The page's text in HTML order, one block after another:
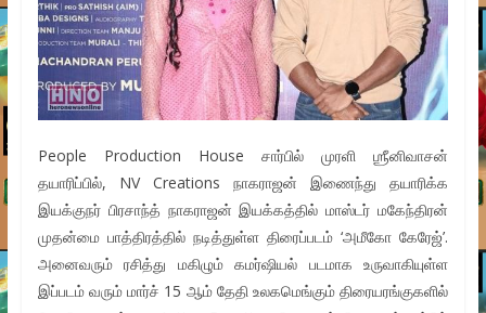
People Production House சார்பில் முரளி ஶ்ரீனிவாசன்
தயாரிப்பில், NV Creations நாகராஜன் இணைந்து தயாரிக்க
இயக்குநர் பிரசாந்த் நாகராஜன் இயக்கத்தில் மாஸ்டர் மகேந்திரன்
முதன்மை பாத்திரத்தில் நடித்துள்ள திரைப்படம் ‘அமீகோ கேரேஜ்’.
அனைவரும் ரசித்து மகிழும் கமர்ஷியல் படமாக உருவாகியுள்ள
இப்படம் வரும் மார்ச் 15 ஆம் தேதி உலகமெங்கும் திரையரங்குகளில்